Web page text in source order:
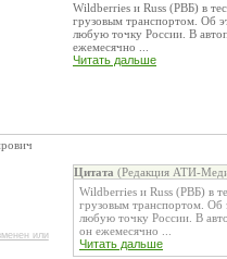
Wildberries и Russ (РВБ) в
грузовым транспортом. Об
любую точку России. В
ежемесячно ...
Читать дальше
или
Цитата (Редакция АТИ-
Wildberries и Russ (РВБ) в
грузовым транспортом. Об
любую точку России. В
он ежемесячно ...
Читать дальше